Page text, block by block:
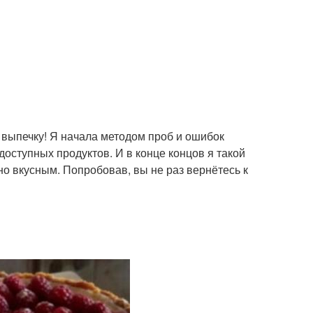
Я начала методом проб и ошибок
продуктов. И в конце концов я такой
вкусным. Попробовав, вы не раз вернётесь к